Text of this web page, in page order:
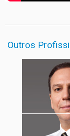
Outros